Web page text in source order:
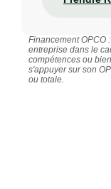
Financement OPCO
entreprise dans le
compétences ou
s'appuyer sur son
ou totale.